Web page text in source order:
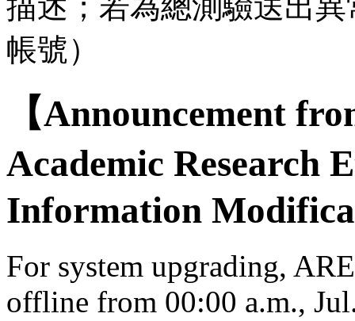
描述；若為總測驗送出
帳號）
【Announcement
Academic Research
Information
For system upgrading,
offline from 00:00 a.m.,